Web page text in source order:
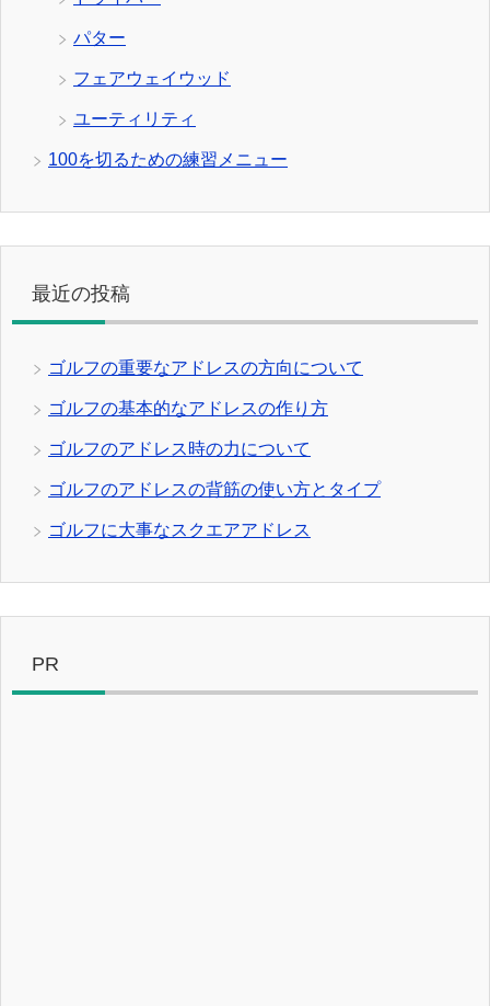
パター
フェアウェイウッド
ユーティリティ
100を切るための練習メニュー
最近の投稿
ゴルフの重要なアドレスの方向について
ゴルフの基本的なアドレスの作り方
ゴルフのアドレス時の力について
ゴルフのアドレスの背筋の使い方とタイプ
ゴルフに大事なスクエアアドレス
PR